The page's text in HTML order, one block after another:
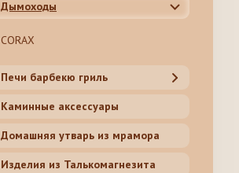
Дымоходы
CORAX
Печи барбекю гриль
Каминные аксессуары
Домашняя утварь из мрамора
Изделия из Талькомагнезита